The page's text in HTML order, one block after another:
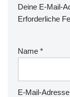
Deine E-Mail-
Erforderliche
Name *
E-Mail-Adresse